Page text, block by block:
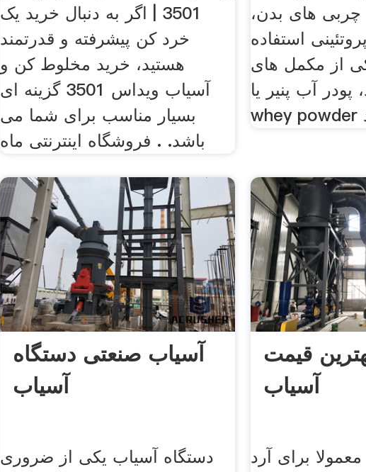
3501 | اگر به دنبال خرید یک
خرد کن پیشرفته و قدرتمند
هستید، خرید مخلوط کن و
آسیاب ویداس 3501 گزینه ای
بسیار مناسب برای شما می
باشد. . فروشگاه اینترنتی ماه
های بدن،
استفاده
از مکمل های
پودر آب پنیر یا
آسیاب صنعتی دستگاه
آسیاب
دستگاه آسیاب یکی از ضروری
قیمت
آسیاب
برای آرد